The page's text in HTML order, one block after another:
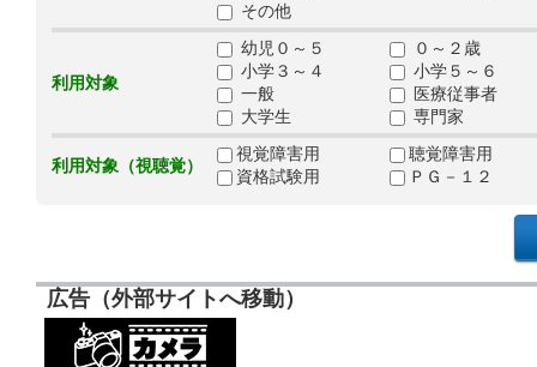
その他
利用対象
幼児０～５
０～２歳
小学３～４
小学５～６
一般
医療従事者
大学生
専門家
利用対象（視聴覚）
視覚障害用
聴覚障害用
資格試験用
ＰＧ－１２
広告（外部サイトへ移動）